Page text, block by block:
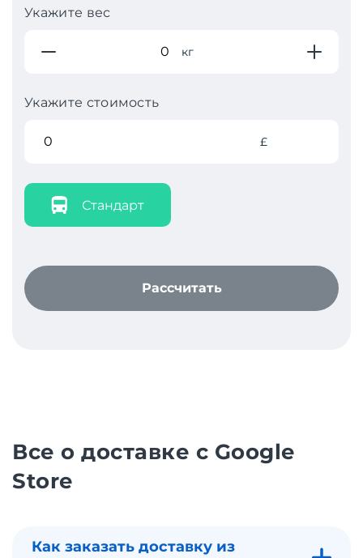
Укажите вес
кг
Укажите стоимость
£
Стандарт
Рассчитать
Все о доставке с Google
Store
Как заказать доставку из